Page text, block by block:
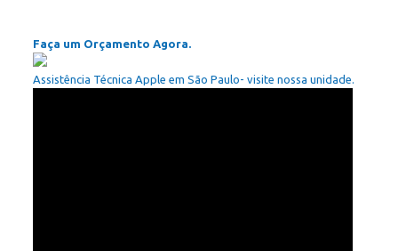
Faça um Orçamento Agora.
Assistência Técnica Apple em São Paulo- visite nossa unidade.